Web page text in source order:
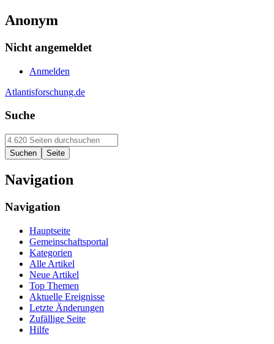
Anonym
Nicht angemeldet
Anmelden
Atlantisforschung.de
Suche
Navigation
Navigation
Hauptseite
Gemeinschaftsportal
Kategorien
Alle Artikel
Neue Artikel
Top Themen
Aktuelle Ereignisse
Letzte Änderungen
Zufällige Seite
Hilfe